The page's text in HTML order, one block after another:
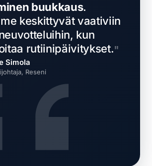
buukkaus.
keskittyvät vaativiin
kun
rutiinipäivitykset.
Simola
Reseni